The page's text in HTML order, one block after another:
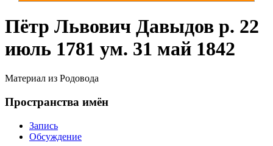
Пётр Львович Давыдов р. 22
июль 1781 ум. 31 май 1842
Материал из Родовода
Пространства имён
Запись
Обсуждение